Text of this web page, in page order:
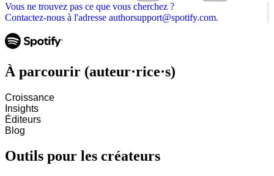
Vous ne trouvez pas ce que vous cherchez ?
Contactez-nous à l'adresse authorsupport@spotify.com.
À parcourir (auteur·rice·s)
Croissance
Insights
Éditeurs
Blog
Outils pour les créateurs